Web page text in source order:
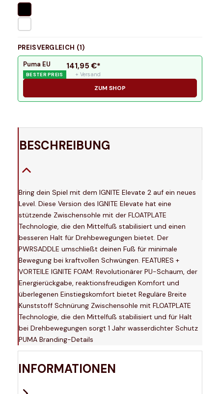
PREISVERGLEICH (1)
Puma EU
BESTER PREIS
141,95 €*
+ Versand
ZUM SHOP
BESCHREIBUNG
Bring dein Spiel mit dem IGNITE Elevate 2 auf ein neues
Level. Diese Version des IGNITE Elevate hat eine
stützende Zwischensohle mit der FLOATPLATE
Technologie, die den Mittelfuß stabilisiert und einen
besseren Halt für Drehbewegungen bietet. Der
PWRSADDLE umschließt deinen Fuß für minimale
Bewegung bei kraftvollen Schwüngen. FEATURES +
VORTEILE IGNITE FOAM: Revolutionärer PU-Schaum, der
Energierückgabe, reaktionsfreudigen Komfort und
überlegenen Einstiegskomfort bietet Reguläre Breite
Kunststoff Schnürung Zwischensohle mit FLOATPLATE
Technologie, die den Mittelfuß stabilisiert und für Halt
bei Drehbewegungen sorgt 1 Jahr wasserdichter Schutz
PUMA Branding-Details
INFORMATIONEN